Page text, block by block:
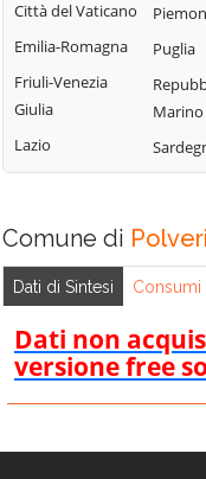
Città del Vaticano
Emilia-Romagna
Friuli-Venezia
Giulia
Lazio
Puglia
Marino
Comune di
Dati di Sintesi Consumi
Dati non
versione free